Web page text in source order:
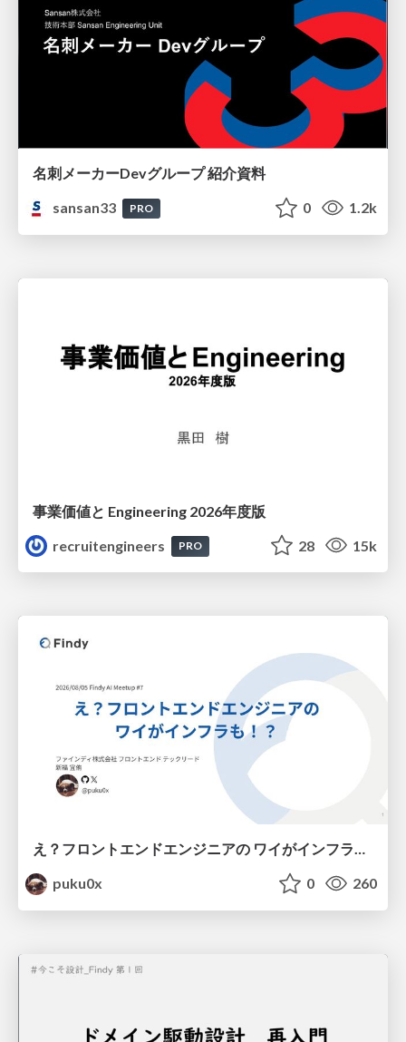
名刺メーカーDevグループ 紹介資料
sansan33
PRO 0 1.2k
事業価値と Engineering 2026年度版
recruitengineers
PRO 28 15k
え？フロントエンドエンジニアの ワイがインフラも！？
puku0x
0 260